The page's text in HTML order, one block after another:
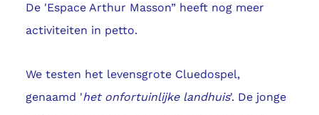
De 'Espace Arthur Masson” heeft nog meer
activiteiten in petto.
We testen het levensgrote Cluedospel,
genaamd 'het onfortuinlijke landhuis'. De jonge